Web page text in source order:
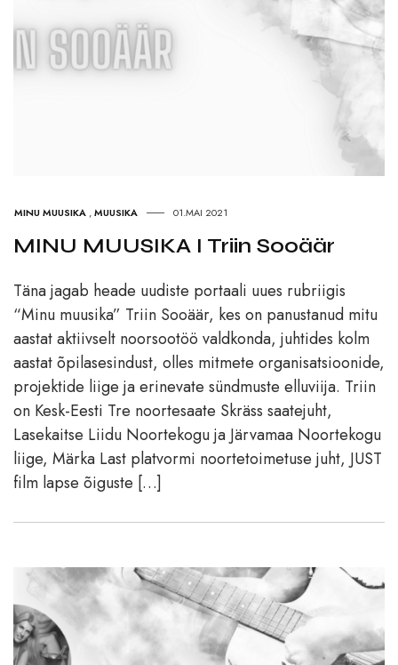
MINU MUUSIKA ,MUUSIKA 01.MAI 2021
MINU MUUSIKA I Triin Sooäär
Täna jagab heade uudiste portaali uues rubriigis
“Minu muusika” Triin Sooäär, kes on panustanud mitu
aastat aktiivselt noorsootöö valdkonda, juhtides kolm
aastat õpilasesindust, olles mitmete organisatsioonide,
projektide liige ja erinevate sündmuste elluviija. Triin
on Kesk-Eesti Tre noortesaate Skräss saatejuht,
Lasekaitse Liidu Noortekogu ja Järvamaa Noortekogu
liige, Märka Last platvormi noortetoimetuse juht, JUST
film lapse õiguste […]